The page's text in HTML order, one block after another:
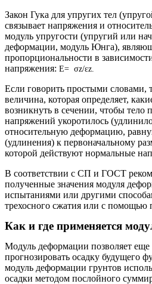
Закон Гука для упругих тел
связывает напряжения и
модуль упругости (упругий или
деформации, модуль Юнга),
пропорциональности в
напряжения: E= σz/εz.
Если говорить простыми словами,
величина, которая определяет,
возникнуть в сечении, чтобы тело
напряжений укоротилось
относительную деформацию,
(удлинения) к первоначальному
которой действуют нормальные
В соответствии с СП и ГОСТ
полученные значения модуля
испытаниями или другими
трехосного сжатия или с помощью
Как и где применяется
Модуль деформации позволяет еще
прогнозировать осадку будущего
модуль деформации грунтов
осадки методом послойного